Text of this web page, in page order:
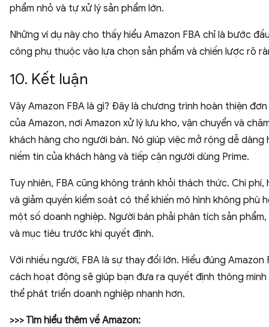
phẩm nhỏ và tự xử lý sản phẩm lớn.
Những ví dụ này cho thấy hiểu Amazon FBA chỉ là bước
công phụ thuộc vào lựa chọn sản phẩm và chiến lược rõ
10. Kết luận
Vậy Amazon FBA là gì? Đây là chương trình hoàn thiện
của Amazon, nơi Amazon xử lý lưu kho, vận chuyển và
khách hàng cho người bán. Nó giúp việc mở rộng dễ dàng
niềm tin của khách hàng và tiếp cận người dùng Prime.
Tuy nhiên, FBA cũng không tránh khỏi thách thức. Chi phí,
và giảm quyền kiểm soát có thể khiến mô hình không phù
một số doanh nghiệp. Người bán phải phân tích sản phẩm,
và mục tiêu trước khi quyết định.
Với nhiều người, FBA là sự thay đổi lớn. Hiểu đúng Amazon
cách hoạt động sẽ giúp bạn đưa ra quyết định thông minh
thể phát triển doanh nghiệp nhanh hơn.
>>> Tìm hiểu thêm về Amazon: